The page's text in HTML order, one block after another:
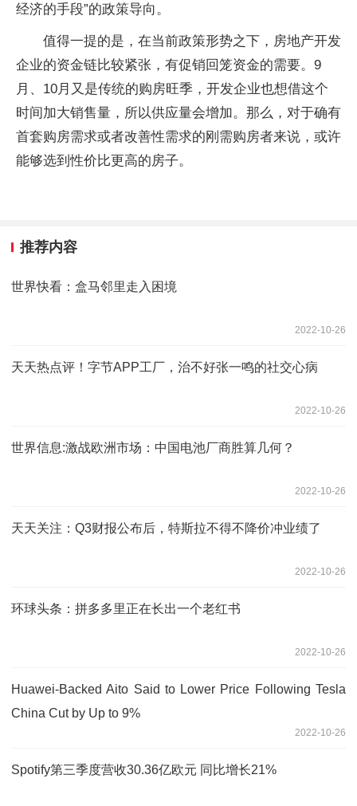
经济的手段”的政策导向。
值得一提的是，在当前政策形势之下，房地产开发
企业的资金链比较紧张，有促销回笼资金的需要。9
月、10月又是传统的购房旺季，开发企业也想借这个
时间加大销售量，所以供应量会增加。那么，对于确有
首套购房需求或者改善性需求的刚需购房者来说，或许
能够选到性价比更高的房子。
推荐内容
世界快看：盒马邻里走入困境
2022-10-26
天天热点评！字节APP工厂，治不好张一鸣的社交心病
2022-10-26
世界信息:激战欧洲市场：中国电池厂商胜算几何？
2022-10-26
天天关注：Q3财报公布后，特斯拉不得不降价冲业绩了
2022-10-26
环球头条：拼多多里正在长出一个老红书
2022-10-26
Huawei-Backed Aito Said to Lower Price Following Tesla
China Cut by Up to 9%
2022-10-26
Spotify第三季度营收30.36亿欧元 同比增长21%